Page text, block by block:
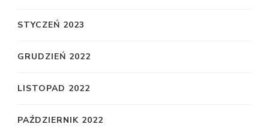
STYCZEŃ 2023
GRUDZIEŃ 2022
LISTOPAD 2022
PAŹDZIERNIK 2022